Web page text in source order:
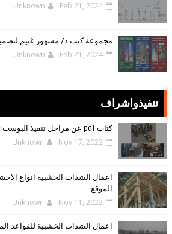
Unknown Feb 21, 2024
مجموعة كتب د/ مشهور غنيم
Unknown Feb 21, 2024
تنفيذواشراف
كتاب pdf عن مراحل تنفيذ البوست تنشن slab بالصور
Unknown Nov 17, 2022
اعمال الشدات الخشبية انواع
الموقع
Unknown Nov 11, 2022
اعمال الشدات الخشبية للقواعد